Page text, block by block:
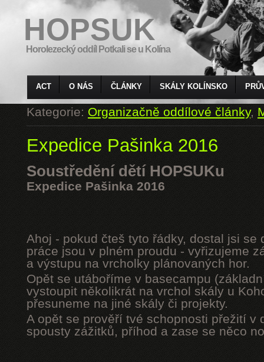
HOPSUK
Horolezecký oddíl Potkali se u Kolína
ACT O NÁS ČLÁNKY SKÁLY KOLÍNSKO
Kategorie:Organizačně oddílové články,
Expedice Pašinka 2016
Soustředění dětí HOPSUKu
Expedice Pašinka 2016
Ahoj - pokud čteš tyto řádky, dostal jsi se
práce jsou v plném proudu - vyřizujeme
a výstupu na vrcholky plánovaných hor.
Opět se utáboříme v basecampu
vystoupit několikrát na vrchol skály u
přesuneme na jiné skály či projekty.
A opět se prověří tvé schopnosti přežití v
spousty zážitků, příhod a zase se něco